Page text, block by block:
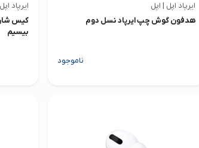
ایرپاد اپل | اپل
هدفون گوش چپ ایرپاد نسل دوم
ناموجود
ایرپاد
کیس
بیسیم